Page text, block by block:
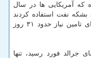
كه آمریكایی ها در سال
روزانه ۲۰.۵ میلیون بشكه نفت استفاده كردند
كه نشان داده است این میزان ذخایر برای تامین نیاز حدود ۳۱ روز
در سال ۱۹۷۵ به امضای جرالد فورد رسید، تنها